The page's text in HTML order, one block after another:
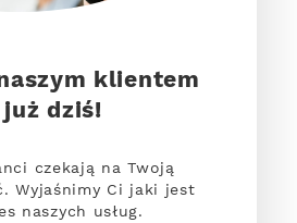
klientem
już dziś!
czekają na Twoją
Wyjaśnimy Ci jaki jest
naszych usług.